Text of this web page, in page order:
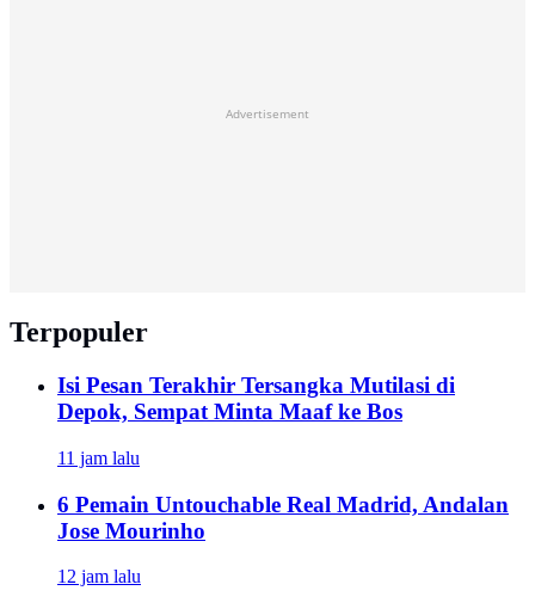
Advertisement
Terpopuler
Isi Pesan Terakhir Tersangka Mutilasi di
Depok, Sempat Minta Maaf ke Bos
11 jam lalu
6 Pemain Untouchable Real Madrid, Andalan
Jose Mourinho
12 jam lalu